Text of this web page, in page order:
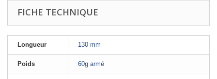
FICHE TECHNIQUE
Longueur 130 mm
Poids 60g armé